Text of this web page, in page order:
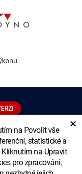
na Povolit vše
statistické a
na Upravit
pro zpracování,
×